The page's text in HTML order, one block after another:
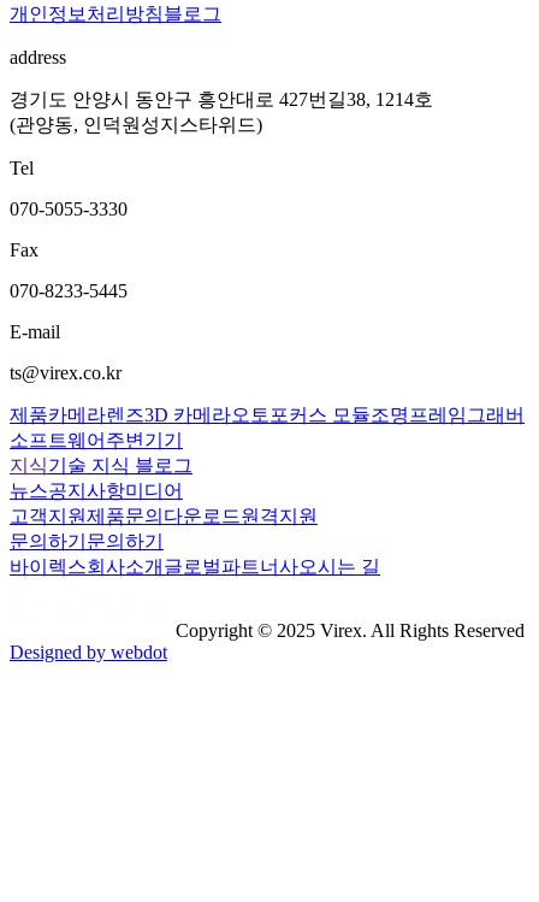
개인정보처리방침블로그
address
경기도 안양시 동안구 흥안대로 427번길38, 1214호
(관양동, 인덕원성지스타위드)
Tel
070-5055-3330
Fax
070-8233-5445
E-mail
ts@virex.co.kr
제품카메라렌즈3D 카메라오토포커스 모듈조명 프레임그래버
소프트웨어 주변기기
지식기술 지식 블로그
뉴스공지사항미디어
고객지원제품문의 다운로드원격지원
문의하기 문의하기
바이렉스회사소개 글로벌파트너사오시는 길
Copyright © 2025 Virex. All Rights Reserved
Designed by webdot